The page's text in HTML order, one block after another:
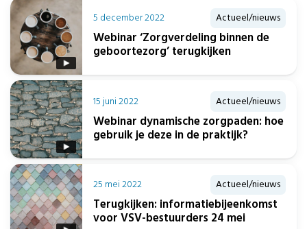
5 december 2022 Actueel/nieuws
Webinar ‘Zorgverdeling binnen de
geboortezorg’ terugkijken
15 juni 2022 Actueel/nieuws
Webinar dynamische zorgpaden: hoe
gebruik je deze in de praktijk?
25 mei 2022 Actueel/nieuws
Terugkijken: informatiebijeenkomst
voor VSV-bestuurders 24 mei